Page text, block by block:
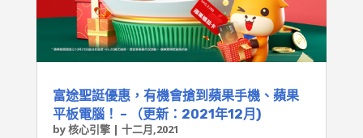
富途聖誔優惠，有機會搶到蘋果手機、蘋果
平板電腦！ – （更新：2021年12月)
by核心引擎| 十二月,2021